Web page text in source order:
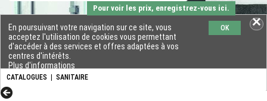
CATALOGUES SANITAIRE
En poursuivant votre navigation sur ce site, vous
acceptez l'utilisation de cookies vous permettant
d'accéder à des services et offres adaptées à vos
centres d'intérêts.
Plus d'informations
OK
Pour voir les prix, enregistrez-vous ici.